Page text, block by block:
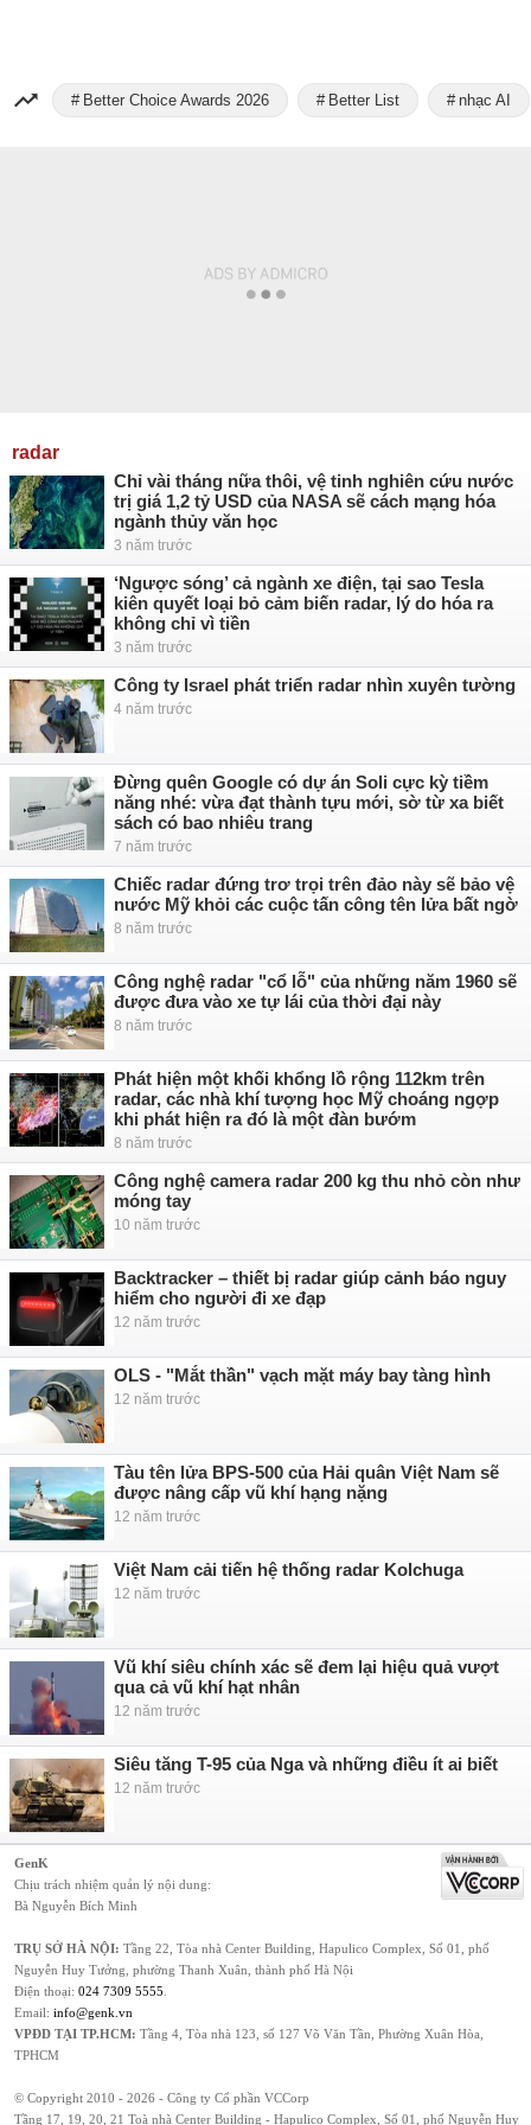
Better Choice Awards 2026 Better List nhạc AI
radar
Chỉ vài tháng nữa thôi, vệ tinh nghiên cứu nước
trị giá 1,2 tỷ USD của NASA sẽ cách mạng hóa
ngành thủy văn học
3 năm trước
‘Ngược sóng’ cả ngành xe điện, tại sao Tesla
kiên quyết loại bỏ cảm biến radar, lý do hóa ra
không chỉ vì tiền
3 năm trước
Công ty Israel phát triển radar nhìn xuyên tường
4 năm trước
Đừng quên Google có dự án Soli cực kỳ tiềm
năng nhé: vừa đạt thành tựu mới, sờ từ xa biết
sách có bao nhiêu trang
7 năm trước
Chiếc radar đứng trơ trọi trên đảo này sẽ bảo vệ
nước Mỹ khỏi các cuộc tấn công tên lửa bất ngờ
8 năm trước
Công nghệ radar "cổ lỗ" của những năm 1960 sẽ
được đưa vào xe tự lái của thời đại này
8 năm trước
Phát hiện một khối khổng lồ rộng 112km trên
radar, các nhà khí tượng học Mỹ choáng ngợp
khi phát hiện ra đó là một đàn bướm
8 năm trước
Công nghệ camera radar 200 kg thu nhỏ còn như
móng tay
10 năm trước
Backtracker – thiết bị radar giúp cảnh báo nguy
hiểm cho người đi xe đạp
12 năm trước
OLS - "Mắt thần" vạch mặt máy bay tàng hình
12 năm trước
Tàu tên lửa BPS-500 của Hải quân Việt Nam sẽ
được nâng cấp vũ khí hạng nặng
12 năm trước
Việt Nam cải tiến hệ thống radar Kolchuga
12 năm trước
Vũ khí siêu chính xác sẽ đem lại hiệu quả vượt
qua cả vũ khí hạt nhân
12 năm trước
Siêu tăng T-95 của Nga và những điều ít ai biết
12 năm trước
GenK
Chịu trách nhiệm quản lý nội dung:
Bà Nguyễn Bích Minh
TRỤ SỞ HÀ NỘI: Tầng 22, Tòa nhà Center Building, Hapulico Complex, Số 01, phố
Nguyễn Huy Tưởng, phường Thanh Xuân, thành phố Hà Nội
Điện thoại: 024 7309 5555
Email: info@genk.vn
VPĐD TẠI TP.HCM: Tầng 4, Tòa nhà 123, số 127 Võ Văn Tần, Phường Xuân Hòa,
TPHCM
© Copyright 2010 - 2026 - Công ty Cổ phần VCCorp
Tầng 17, 19, 20, 21 Toà nhà Center Building - Hapulico Complex, Số 01, phố Nguyễn Huy